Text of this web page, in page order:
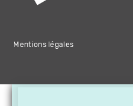
Mentions légales